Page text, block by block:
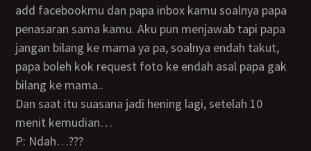
add facebookmu dan papa inbox kamu soalnya papa
penasaran sama kamu. Aku pun menjawab tapi papa
jangan bilang ke mama ya pa, soalnya endah takut,
papa boleh kok request foto ke endah asal papa gak
bilang ke mama..
Dan saat itu suasana jadi hening lagi, setelah 10
menit kemudian…
P: Ndah…???